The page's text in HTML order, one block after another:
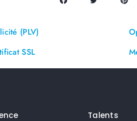
(PLV)
SSL
Talents